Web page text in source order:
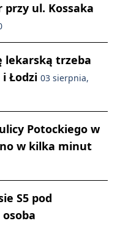
przy ul. Kossaka
lekarską trzeba
Łodzi 03 sierpnia,
Potockiego w
w kilka minut
S5 pod
osoba